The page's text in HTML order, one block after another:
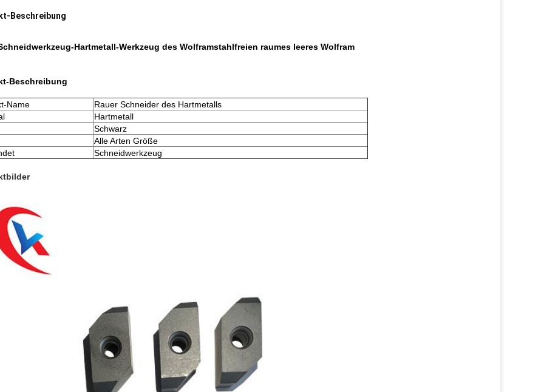
Beschreibung
Hartmetall-Werkzeug des Wolframstahlfreien raumes leeres Wolfram
Beschreibung
Name
Rauer Schneider des Hartmetalls
Hartmetall
Schwarz
Alle Arten Größe
Schneidwerkzeug